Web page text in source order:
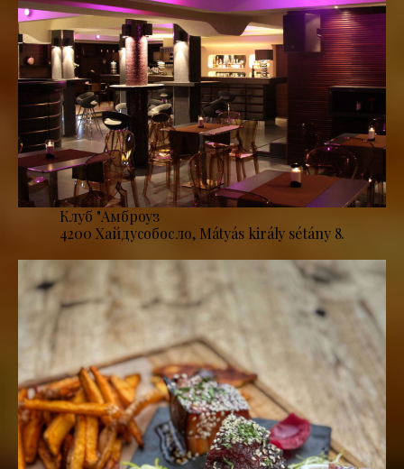
Клуб "Амброуз
4200 Хайдусобосло, Mátyás király sétány 8.